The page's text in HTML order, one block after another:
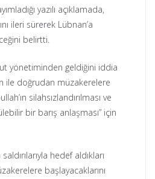
yazılı açıklamada,
ileri sürerek Lübnan’a
belirtti.
yönetiminden geldiğini iddia
ile doğrudan müzakerelere
silahsızlandırılması ve
bir barış anlaşması” için
hedef aldıkları
başlayacaklarını